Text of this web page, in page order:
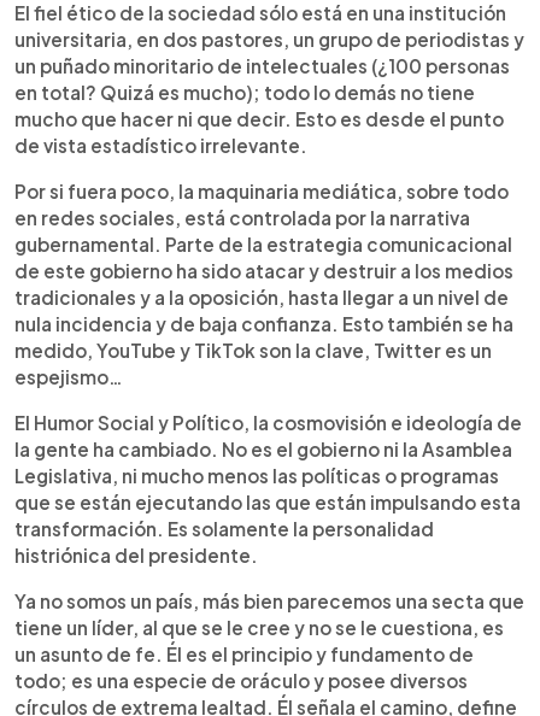
El fiel ético de la sociedad sólo está en una institución
universitaria, en dos pastores, un grupo de periodistas y
un puñado minoritario de intelectuales (¿100 personas
en total? Quizá es mucho); todo lo demás no tiene
mucho que hacer ni que decir. Esto es desde el punto
de vista estadístico irrelevante.
Por si fuera poco, la maquinaria mediática, sobre todo
en redes sociales, está controlada por la narrativa
gubernamental. Parte de la estrategia comunicacional
de este gobierno ha sido atacar y destruir a los medios
tradicionales y a la oposición, hasta llegar a un nivel de
nula incidencia y de baja confianza. Esto también se ha
medido, YouTube y TikTok son la clave, Twitter es un
espejismo…
El Humor Social y Político, la cosmovisión e ideología de
la gente ha cambiado. No es el gobierno ni la Asamblea
Legislativa, ni mucho menos las políticas o programas
que se están ejecutando las que están impulsando esta
transformación. Es solamente la personalidad
histriónica del presidente.
Ya no somos un país, más bien parecemos una secta que
tiene un líder, al que se le cree y no se le cuestiona, es
un asunto de fe. Él es el principio y fundamento de
todo; es una especie de oráculo y posee diversos
círculos de extrema lealtad. Él señala el camino, define